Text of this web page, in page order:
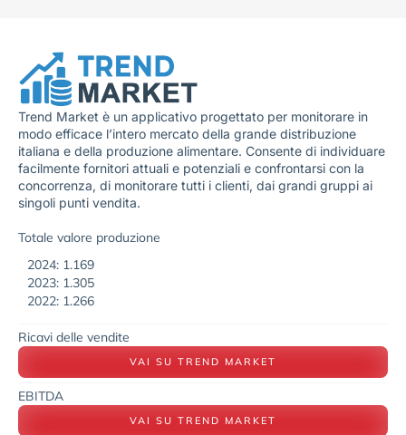
Trend Market è un applicativo progettato per monitorare in
modo efficace l’intero mercato della grande distribuzione
italiana e della produzione alimentare. Consente di individuare
facilmente fornitori attuali e potenziali e confrontarsi con la
concorrenza, di monitorare tutti i clienti, dai grandi gruppi ai
singoli punti vendita.
Totale valore produzione
2024: 1.169
2023: 1.305
2022: 1.266
Ricavi delle vendite
VAI SU TREND MARKET
EBITDA
VAI SU TREND MARKET